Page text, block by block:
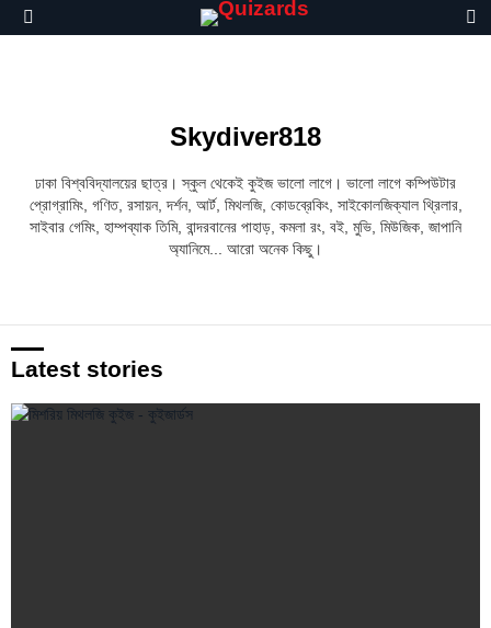
Menu
Skydiver818
ঢাকা বিশ্ববিদ্যালয়ের ছাত্র। স্কুল থেকেই কুইজ ভালো লাগে। ভালো লাগে কম্পিউটার
প্রোগ্রামিং, গণিত, রসায়ন, দর্শন, আর্ট, মিথলজি, কোডব্রেকিং, সাইকোলজিক্যাল থ্রিলার,
সাইবার গেমিং, হাম্পব্যাক তিমি, বান্দরবানের পাহাড়, কমলা রং, বই, মুভি, মিউজিক, জাপানি
অ্যানিমে... আরো অনেক কিছু।
Latest stories